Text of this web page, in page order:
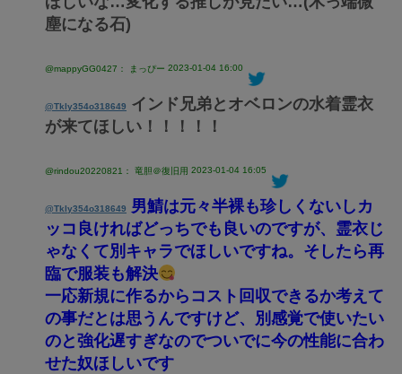
塵になる石)
@mappyGG0427： まっぴー 2023-01-04 16:00
@Tkly354o318649
インド兄弟とオベロンの水着霊衣
が来てほしい！！！！！
@rindou20220821： 竜胆＠復旧用 2023-01-04 16:05
@Tkly354o318649
男鯖は元々半裸も珍しくないしカ
ッコ良ければどっちでも良いのですが、霊衣じ
ゃなくて別キャラでほしいですね。そしたら再
臨で服装も解決
一応新規に作るからコスト回収できるか考えて
の事だとは思うんですけど、別感覚で使いたい
のと強化遅すぎなのでついでに今の性能に合わ
せた奴ほしいです